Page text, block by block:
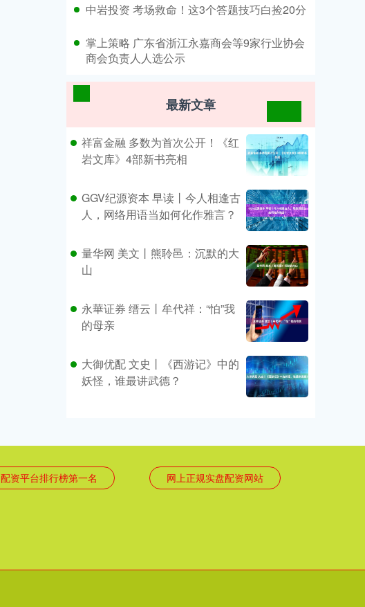
​中岩投资 考场救命！这3个答题技巧白捡20分
​掌上策略 广东省浙江永嘉商会等9家行业协会
商会负责人人选公示
最新文章
祥富金融 多数为首次公开！《红
岩文库》4部新书亮相
GGV纪源资本 早读丨今人相逢古
人，网络用语当如何化作雅言？
量华网 美文丨熊聆邑：沉默的大
山
永華证券 缙云丨牟代祥：“怕”我
的母亲
大御优配 文史丨《西游记》中的
妖怪，谁最讲武德？
配资平台排行榜第一名 网上正规实盘配资网站